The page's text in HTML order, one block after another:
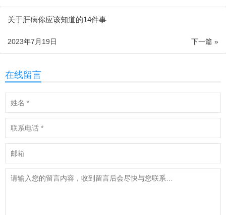
关于肝病你应该知道的14件事
下一篇 »
2023年7月19日
在线留言